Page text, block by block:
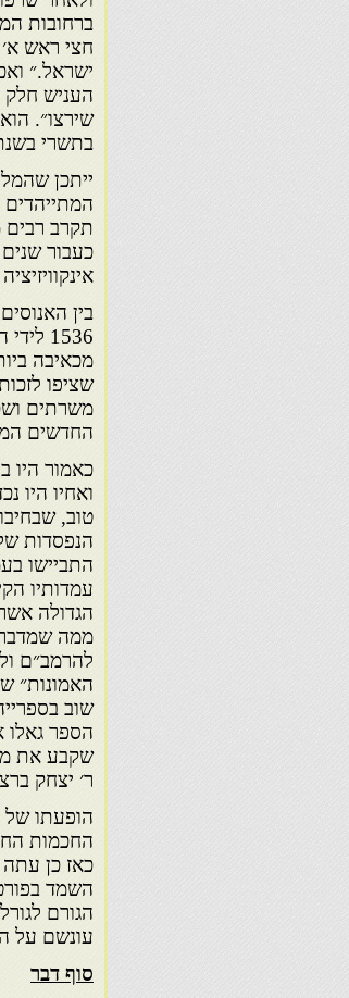
ברחובות
חצי ראש א׳
ישראל.״
העניש חלק
בתשרי בשנת הרס״ו(1505)
ייתכן
המתייהדים
תקרב רבים
בין
1536
מכאיבה
שציפו
משרתים
החדשים
כאמור היו
ואחיו היו
טוב,
הנפסדות
התביישו
עמדותיו
הגדולה
ממה שמדבר
להרמב״ם
האמונות״
שוב
הספר גאלו
שקבע את
ר׳ יצחק
הופעתו של
החכמות
כאז כן עתה
השמד
הגורם
עונשם על
סוף דבר